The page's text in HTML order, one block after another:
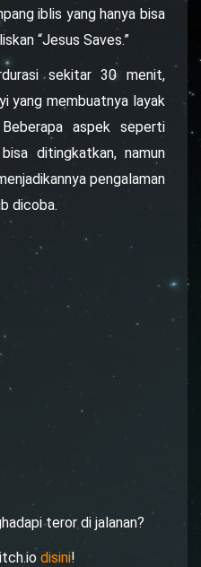
iblis yang hanya bisa
“Jesus Saves.”
sekitar 30 menit,
yang membuatnya layak
aspek seperti
ditingkatkan, namun
pengalaman
dicoba.
teror di jalanan?
disini!